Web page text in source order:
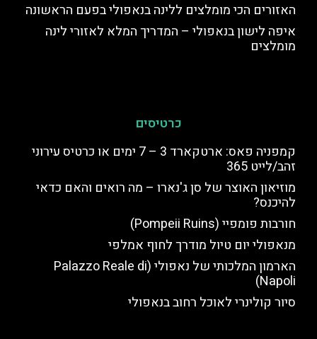
האזורים הכי מומלצים ללינה בנאפולי בפעם הראשונה
איפה לישון בנאפולי – המדריך המלא לאזורי לינה
מומלצים
כרטיסים
קמפניה פאס: ארטקארד 3 – 7 ימים או כרטיס עירוני
זהב/לייט 365
מוזיאון האוצר של סן ג'נארו – מה רואים והאם כדאי
להיכנס?
חורבות פומפיי (Pompeii Ruins)
מנאפולי יום טיול מודרך לחוף אמלפי
הארמון המלכותי של נאפולי (Palazzo Reale di
Napoli)
סיור קולינרי לאוכל רחוב בנאפולי